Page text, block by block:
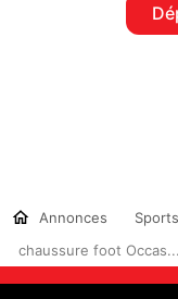
Annonces
chaussure foot Occas...